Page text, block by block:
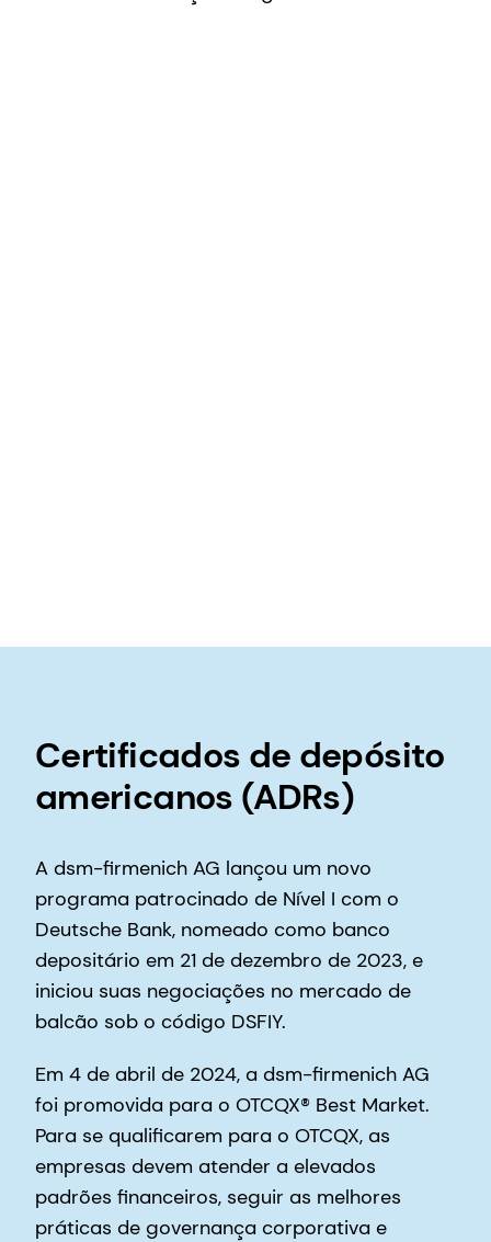
Certificados de depósito
americanos (ADRs)
A dsm-firmenich AG lançou um novo
programa patrocinado de Nível I com o
Deutsche Bank, nomeado como banco
depositário em 21 de dezembro de 2023, e
iniciou suas negociações no mercado de
balcão sob o código DSFIY.
Em 4 de abril de 2024, a dsm-firmenich AG
foi promovida para o OTCQX® Best Market.
Para se qualificarem para o OTCQX, as
empresas devem atender a elevados
padrões financeiros, seguir as melhores
práticas de governança corporativa e